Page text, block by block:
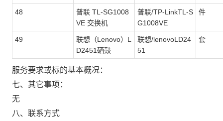
48
普联 TL-SG1008
VE 交换机
普联/TP-LinkTL-S
G1008VE
件
49
联想（Lenovo）L
D2451硒鼓
联想/lenovoLD24
51
套
服务要求或标的基本概况：
七、其它事项：
无
八、联系方式